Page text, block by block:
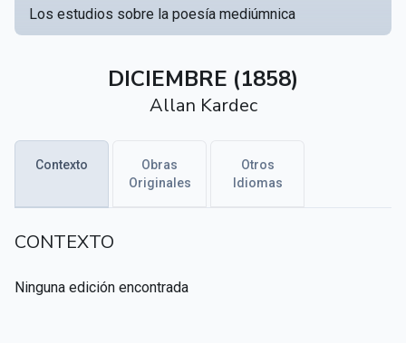
Los estudios sobre la poesía mediúmnica
a crear una Bibliotèca Espírita
Obras póstumas de Allan Kardec
Hippolyte Léon Denizard Rivail
Textos citados en El libro de los médiums
espiritismo
DICIEMBRE (1858)
Allan Kardec
Contexto
Obras
Originales
Otros
Idiomas
CONTEXTO
Ninguna edición encontrada